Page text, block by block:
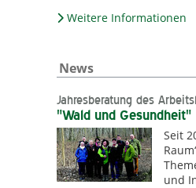
Weitere Informationen
News
Jahresberatung des
"Wald und Gesundheit"
Seit
und